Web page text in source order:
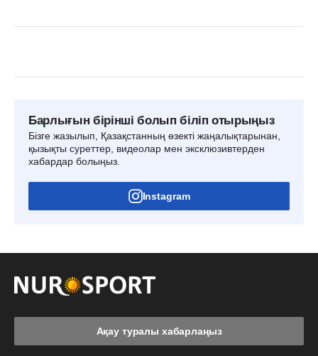
Барлығын бірінші болып біліп отырыңыз
Бізге жазылып, Қазақстанның өзекті жаңалықтарынан,
қызықты суреттер, видеолар мен эксклюзивтерден
хабардар болыңыз.
Instagram
Ақау туралы хабарлаңыз